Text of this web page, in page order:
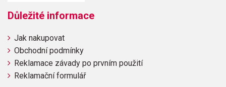
Důležité informace
Jak nakupovat
Obchodní podmínky
Reklamace závady po prvním použití
Reklamační formulář